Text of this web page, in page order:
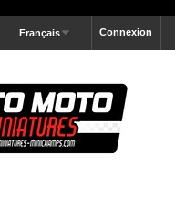
Connexion
Français